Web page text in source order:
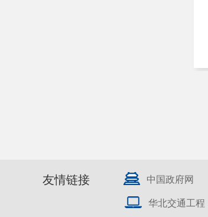
友情链接 中国政府网
华北交通工程